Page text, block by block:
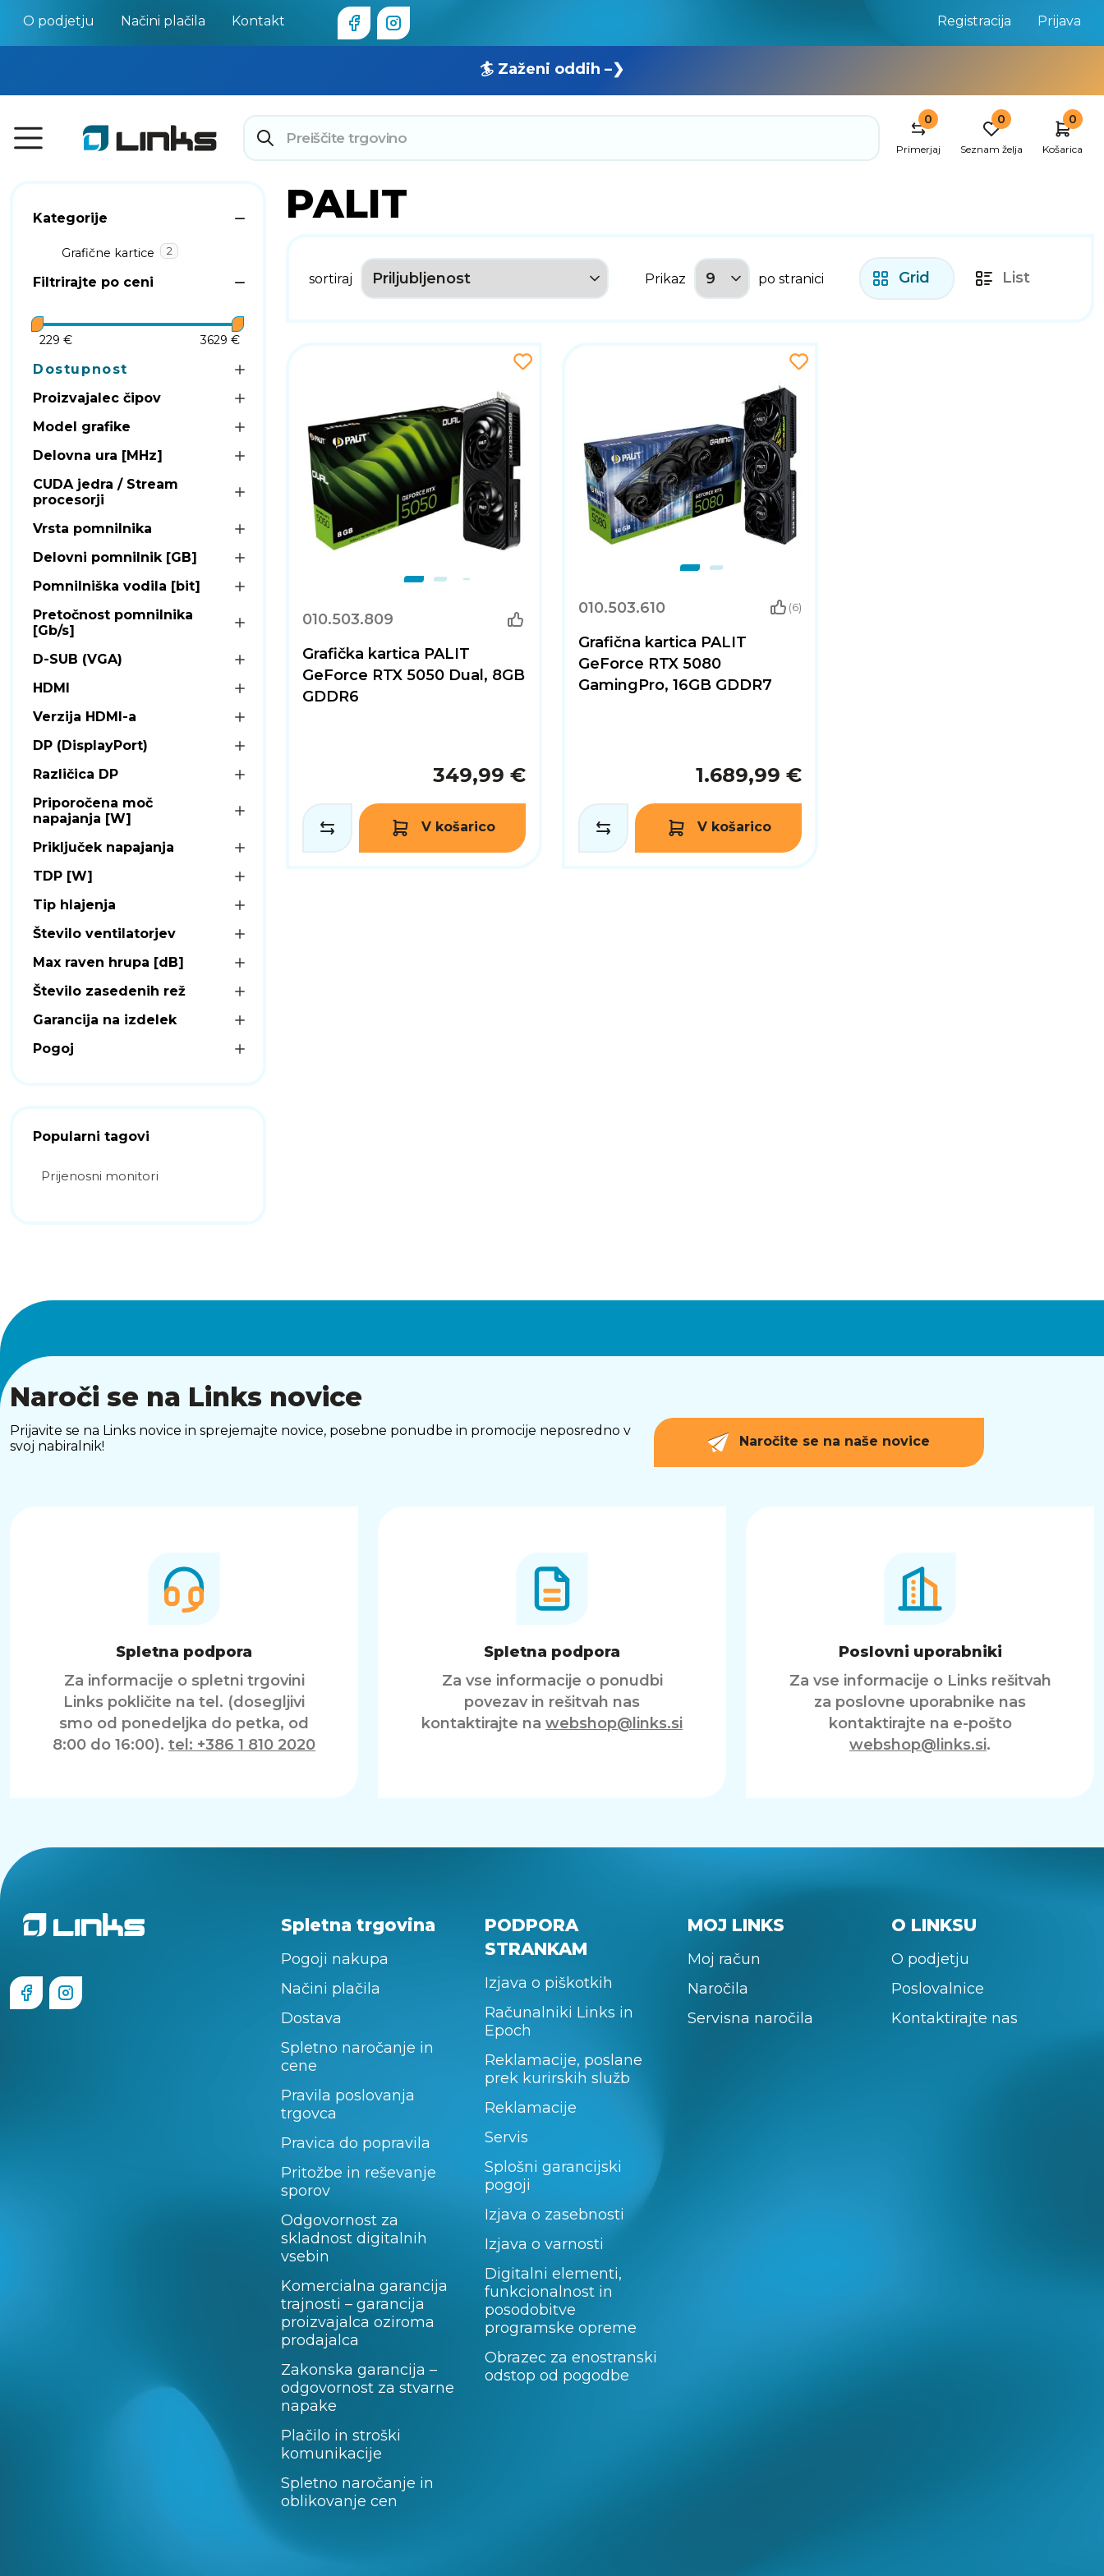
O podjetju Načini plačila Kontakt Registracija Prijava
🏄 Zaženi oddih –❯
0
Primerjaj
0
Seznam želja
0
Košarica
Kategorije
Grafične kartice 2
Filtrirajte po ceni
229 € 3629 €
Dostupnost
Proizvajalec čipov
Model grafike
Delovna ura [MHz]
CUDA jedra / Stream
procesorji
Vrsta pomnilnika
Delovni pomnilnik [GB]
Pomnilniška vodila [bit]
Pretočnost pomnilnika
[Gb/s]
D-SUB (VGA)
HDMI
Verzija HDMI-a
DP (DisplayPort)
Različica DP
Priporočena moč
napajanja [W]
Priključek napajanja
TDP [W]
Tip hlajenja
Število ventilatorjev
Max raven hrupa [dB]
Število zasedenih rež
Garancija na izdelek
Pogoj
Popularni tagovi
Prijenosni monitori
PALIT
sortiraj Prikaz po stranici Grid List
010.503.809
Grafička kartica PALIT
GeForce RTX 5050 Dual, 8GB
GDDR6
349,99 €
V košarico
010.503.610 (6)
Grafična kartica PALIT
GeForce RTX 5080
GamingPro, 16GB GDDR7
1.689,99 €
V košarico
Naroči se na Links novice
Prijavite se na Links novice in sprejemajte novice, posebne ponudbe in promocije neposredno v
svoj nabiralnik!
Naročite se na naše novice
Spletna podpora
Za informacije o spletni trgovini
Links pokličite na tel. (dosegljivi
smo od ponedeljka do petka, od
8:00 do 16:00). tel: +386 1 810 2020
Spletna podpora
Za vse informacije o ponudbi
povezav in rešitvah nas
kontaktirajte na webshop@links.si
Poslovni uporabniki
Za vse informacije o Links rešitvah
za poslovne uporabnike nas
kontaktirajte na e-pošto
webshop@links.si.
Spletna trgovina
Pogoji nakupa
Načini plačila
Dostava
Spletno naročanje in
cene
Pravila poslovanja
trgovca
Pravica do popravila
Pritožbe in reševanje
sporov
Odgovornost za
skladnost digitalnih
vsebin
Komercialna garancija
trajnosti – garancija
proizvajalca oziroma
prodajalca
Zakonska garancija –
odgovornost za stvarne
napake
Plačilo in stroški
komunikacije
Spletno naročanje in
oblikovanje cen
PODPORA
STRANKAM
Izjava o piškotkih
Računalniki Links in
Epoch
Reklamacije, poslane
prek kurirskih služb
Reklamacije
Servis
Splošni garancijski
pogoji
Izjava o zasebnosti
Izjava o varnosti
Digitalni elementi,
funkcionalnost in
posodobitve
programske opreme
Obrazec za enostranski
odstop od pogodbe
MOJ LINKS
Moj račun
Naročila
Servisna naročila
O LINKSU
O podjetju
Poslovalnice
Kontaktirajte nas